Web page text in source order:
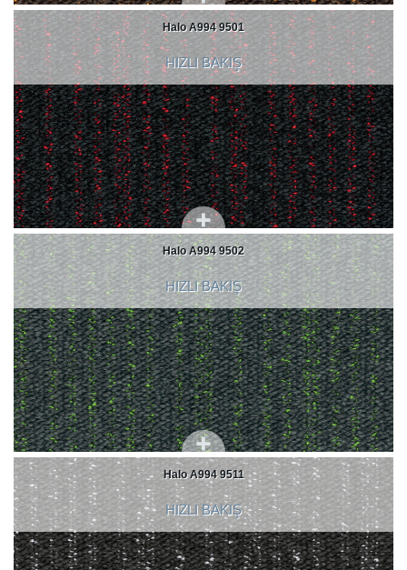
Halo A994 9501
HIZLI BAKIŞ
Halo A994 9502
HIZLI BAKIŞ
Halo A994 9511
HIZLI BAKIŞ